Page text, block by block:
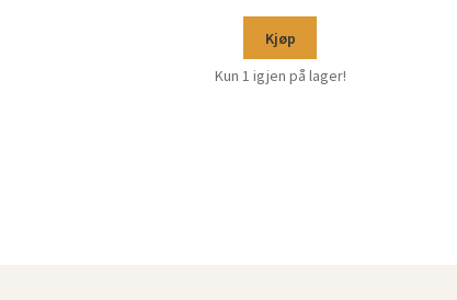
Kjøp
Kun 1 igjen på lager!